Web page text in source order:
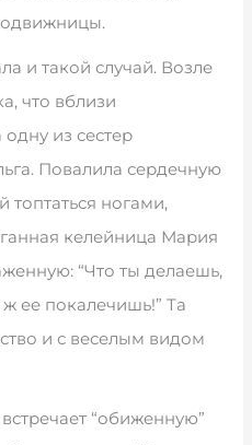
и такой случай. Возле
что вблизи
из сестер
Повалила сердечную
топтаться ногами,
келейница Мария
“Что ты делаешь,
ее покалечишь!” Та
и с веселым видом
“обиженную”